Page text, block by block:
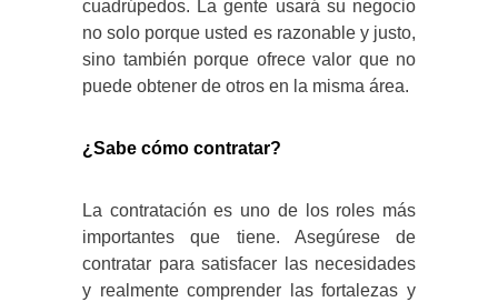
cuadrúpedos. La gente usará su negocio
no solo porque usted es razonable y justo,
sino también porque ofrece valor que no
puede obtener de otros en la misma área.
¿Sabe cómo contratar?
La contratación es uno de los roles más
importantes que tiene. Asegúrese de
contratar para satisfacer las necesidades
y realmente comprender las fortalezas y